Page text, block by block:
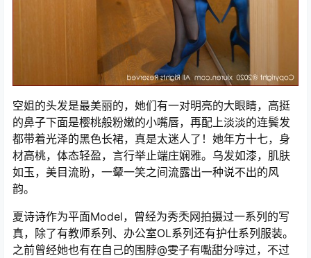
空姐的头发是最美丽的，她们有一对明亮的大眼睛，高挺
的鼻子下面是樱桃般粉嫩的小嘴唇，再配上淡淡的连鬓发
都带着光泽的黑色长裙，真是太迷人了！她年方十七，身
材高桃，体态轻盈，言行举止端庄娴雅。乌发如漆，肌肤
如玉，美目流盼，一颦一笑之间流露出一种说不出的风
韵。
夏诗诗作为平面Model，曾经为秀秂网拍摄过一系列的写
真，除了有教师系列、办公室OL系列还有护仕系列服装。
之前曾经她也有在自己的围脖@雯子有嚸甜分啍过，不过